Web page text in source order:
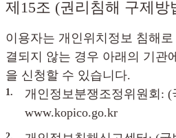
제15조 (권리침해 구제방
이용자는 개인위치정보 침해
결되지 않는 경우 아래의 기관
을 신청할 수 있습니다.
1.
개인정보분쟁조정위원회: (
www.kopico.go.kr